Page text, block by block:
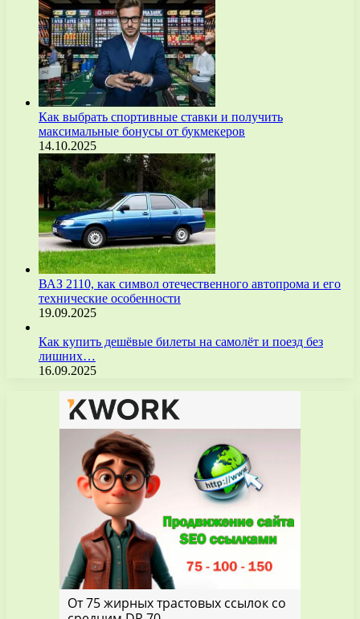
Как выбрать спортивные ставки и получить
максимальные бонусы от букмекеров
14.10.2025
ВАЗ 2110, как символ отечественного автопрома и его
технические особенности
19.09.2025
Как купить дешёвые билеты на самолёт и поезд без
лишних…
16.09.2025